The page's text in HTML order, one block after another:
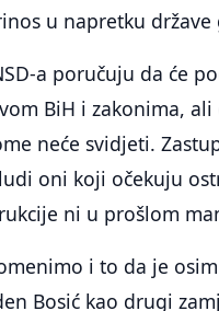
u napretku
a poručuju da će
BiH i zakonima,
neće svidjeti.
oni koji očekuju
ni u prošlom
i to da je
Bosić kao drugi